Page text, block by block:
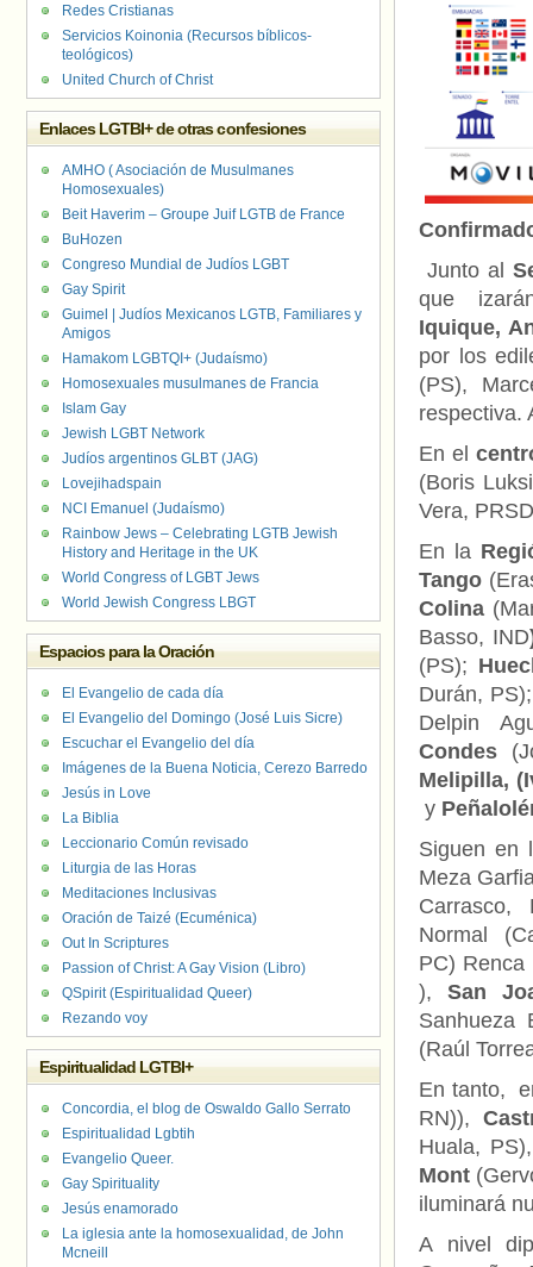
Junto al
que
Iquique,
por los
(PS),
respectiva.
En el
(Boris
Vera,
En la
Tango
Colina
Basso, IND
(PS);
Durán,
Delpin
Condes
Melipilla,
y
Siguen en
Meza
Normal
PC)
), San
(Raúl
En tanto,
RN)),
Huala,
Mont
iluminará
A nivel
Redes Cristianas
Servicios Koinonia (Recursos bíblicos-
teológicos)
United Church of Christ
Enlaces LGTBI+ de otras confesiones
AMHO ( Asociación de Musulmanes
Homosexuales)
Beit Haverim – Groupe Juif LGTB de France
BuHozen
Congreso Mundial de Judíos LGBT
Gay Spirit
Guimel | Judíos Mexicanos LGTB, Familiares y
Amigos
Hamakom LGBTQI+ (Judaísmo)
Homosexuales musulmanes de Francia
Islam Gay
Jewish LGBT Network
Judíos argentinos GLBT (JAG)
Lovejihadspain
NCI Emanuel (Judaísmo)
Rainbow Jews – Celebrating LGTB Jewish
History and Heritage in the UK
World Congress of LGBT Jews
World Jewish Congress LBGT
Espacios para la Oración
El Evangelio de cada día
El Evangelio del Domingo (José Luis Sicre)
Escuchar el Evangelio del día
Imágenes de la Buena Noticia, Cerezo Barredo
Jesús in Love
La Biblia
Leccionario Común revisado
Liturgia de las Horas
Meditaciones Inclusivas
Oración de Taizé (Ecuménica)
Out In Scriptures
Passion of Christ: A Gay Vision (Libro)
QSpirit (Espiritualidad Queer)
Rezando voy
Espiritualidad LGTBI+
Concordia, el blog de Oswaldo Gallo Serrato
Espiritualidad Lgbtih
Evangelio Queer.
Gay Spirituality
Jesús enamorado
La iglesia ante la homosexualidad, de John
Mcneill